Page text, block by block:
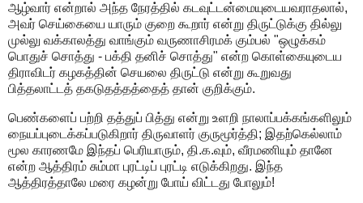
ஆழ்வார் என்றால் அந்த நேரத்தில் கடவுட்டன்மையுடையவராதலால்,
அவர் செய்கையை யாரும் குறை கூறார் என்று திருட்டுக்கு தில்லு
முல்லு வக்காலத்து வாங்கும் வருணாசிரமக் கும்பல் "ஒழுக்கம்
பொதுச் சொத்து - பக்தி தனிச் சொத்து" என்ற கொள்கையுடைய
திராவிடர் கழகத்தின் செயலை திருட்டு என்று கூறுவது
பித்தலாட்டத் தகடுதத்தத்தைத் தான் குறிக்கும்.
பெண்களைப் பற்றி தத்துப் பித்து என்று உளறி நாலாப்பக்கங்களிலும்
நையப்புடைக்கப்படுகிறார் திருவாளர் குருமூர்த்தி; இதற்கெல்லாம்
மூல காரணமே இந்தப் பெரியாரும், தி.க.வும், வீரமணியும் தானே
என்ற ஆத்திரம் சும்மா புரட்டிப் புரட்டி எடுக்கிறது. இந்த
ஆத்திரத்தாலே மரை கழன்று போய் விட்டது போலும்!